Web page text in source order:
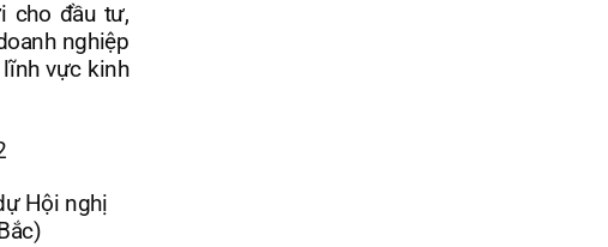
cho đầu tư,
nghiệp
vực kinh
Hội nghị